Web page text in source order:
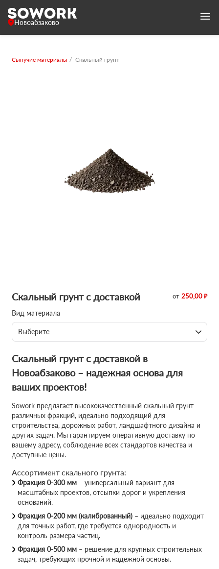
Новоабзаково
Сыпучие материалы Скальный грунт
Скальный грунт с доставкой от 250,00 ₽
Вид материала
Выберите
Скальный грунт с доставкой в
Новоабзаково – надежная основа для
ваших проектов!
Sowork предлагает высококачественный скальный грунт
различных фракций, идеально подходящий для
строительства, дорожных работ, ландшафтного дизайна и
других задач. Мы гарантируем оперативную доставку по
вашему адресу, соблюдение всех стандартов качества и
доступные цены.
Ассортимент скального грунта:
Фракция 0-300 мм – универсальный вариант для
масштабных проектов, отсыпки дорог и укрепления
оснований.
Фракция 0-200 мм (калиброванный) – идеально подходит
для точных работ, где требуется однородность и
контроль размера частиц.
Фракция 0-500 мм – решение для крупных строительных
задач, требующих прочной и надежной основы.